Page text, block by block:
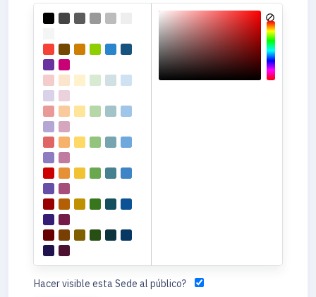
Hacer visible esta Sede al público?